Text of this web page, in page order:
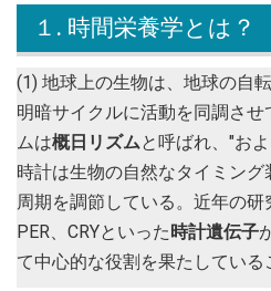
１. 時間栄養学とは？
(1) 地球上の生物は、地球の自
明暗サイクルに活動を同調さ
ムは概日リズムと呼ばれ、"お
時計は生物の自然なタイミン
周期を調節している。近年の研
PER、CRYといった時計遺伝子
て中心的な役割を果たしている